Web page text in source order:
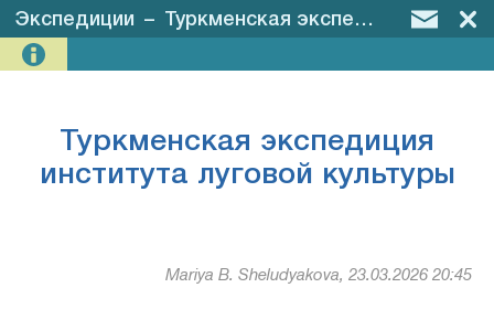
Экспедиции – Туркменская экспедиция института луговой культуры
Туркменская экспедиция
института луговой культуры
Mariya B. Sheludyakova, 23.03.2026 20:45